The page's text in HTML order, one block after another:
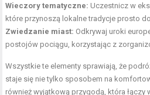
Wieczory tematyczne: Uczestnicz w
które przynoszą lokalne tradycje prosto
Zwiedzanie miast: Odkrywaj uroki
postojów pociągu, korzystając z
Wszystkie te elementy sprawiają, że
staje się nie tylko sposobem na
również wyjątkową przygodą, która